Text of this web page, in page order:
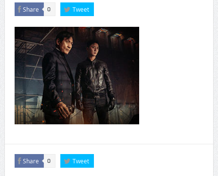
Share 0 Tweet
Share 0 Tweet